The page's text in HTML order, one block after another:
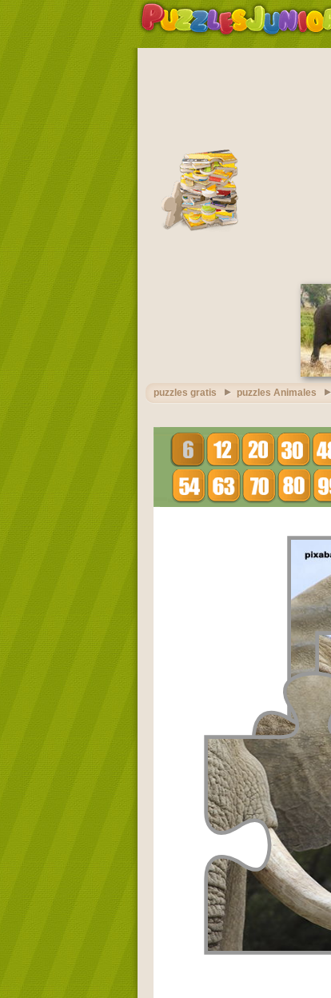
puzzles gratis puzzles Animales